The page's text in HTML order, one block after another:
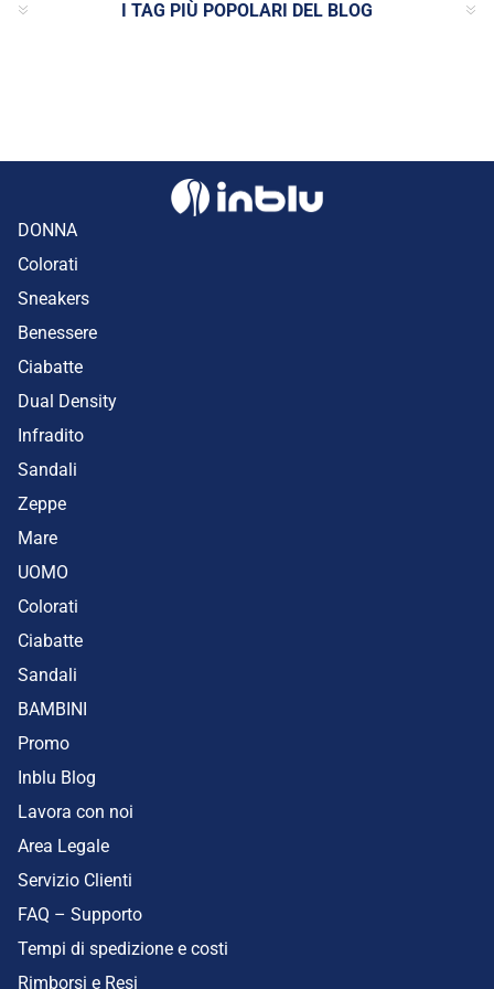
I TAG PIÙ POPOLARI DEL BLOG
DONNA
Colorati
Sneakers
Benessere
Ciabatte
Dual Density
Infradito
Sandali
Zeppe
Mare
UOMO
Colorati
Ciabatte
Sandali
BAMBINI
Promo
Inblu Blog
Lavora con noi
Area Legale
Servizio Clienti
FAQ – Supporto
Tempi di spedizione e costi
Rimborsi e Resi